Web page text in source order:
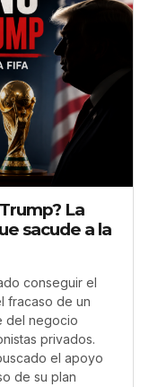
La
sacude a la
conseguir el
fracaso de un
del negocio
privados.
el apoyo
de su plan